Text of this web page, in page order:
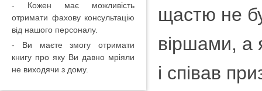
щастю не
віршами, а
і співав
- Кожен має можливість
отримати фахову консультацію
від нашого персоналу.
- Ви маєте змогу отримати
книгу про яку Ви давно мріяли
не виходячи з дому.